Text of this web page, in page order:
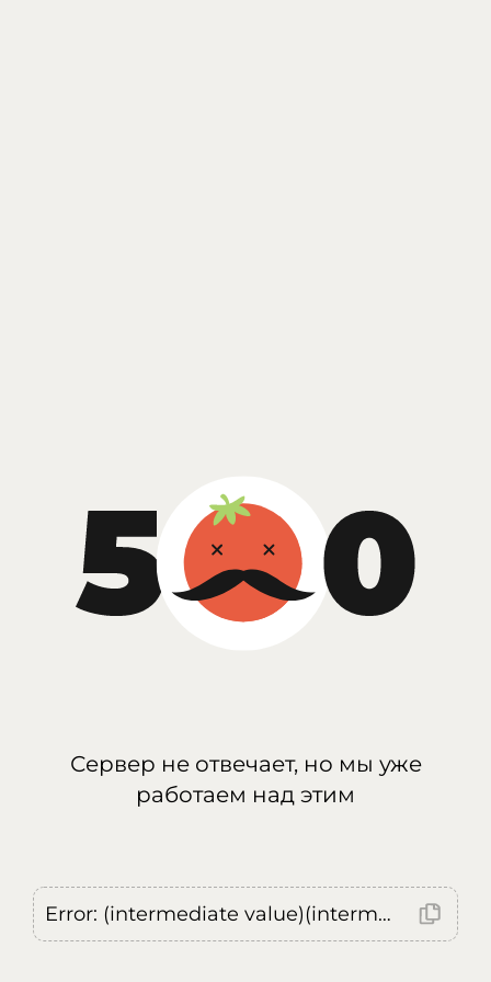
Сервер не отвечает, но мы уже
работаем над этим
Error: (intermediate value)(intermediate value)(intermediate value).replaceAll is not a function